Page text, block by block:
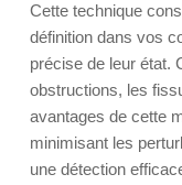
Cette technique
définition dans vos
précise de leur état.
obstructions, les
avantages de cette
minimisant les
une détection